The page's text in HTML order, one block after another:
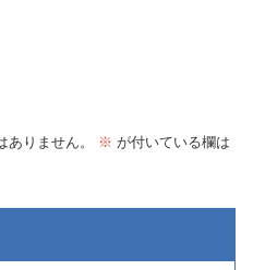
りません。 ※ が付いている欄は